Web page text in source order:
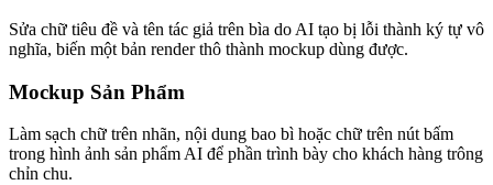
Sửa chữ tiêu đề và tên tác giả trên bìa do AI tạo bị lỗi thành ký tự vô
nghĩa, biến một bản render thô thành mockup dùng được.
Mockup Sản Phẩm
Làm sạch chữ trên nhãn, nội dung bao bì hoặc chữ trên nút bấm
trong hình ảnh sản phẩm AI để phần trình bày cho khách hàng trông
chỉn chu.